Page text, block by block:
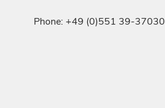
Phone: +49 (0)551 39-37030